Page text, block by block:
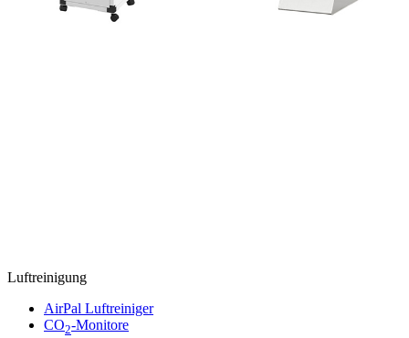
Luftreinigung
AirPal Luftreiniger
CO2-Monitore